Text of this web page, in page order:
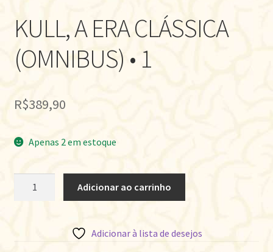
KULL, A ERA CLÁSSICA
(OMNIBUS) • 1
R$389,90
Apenas 2 em estoque
(OMNIBUS)
Adicionar ao carrinho
Adicionar à lista de desejos